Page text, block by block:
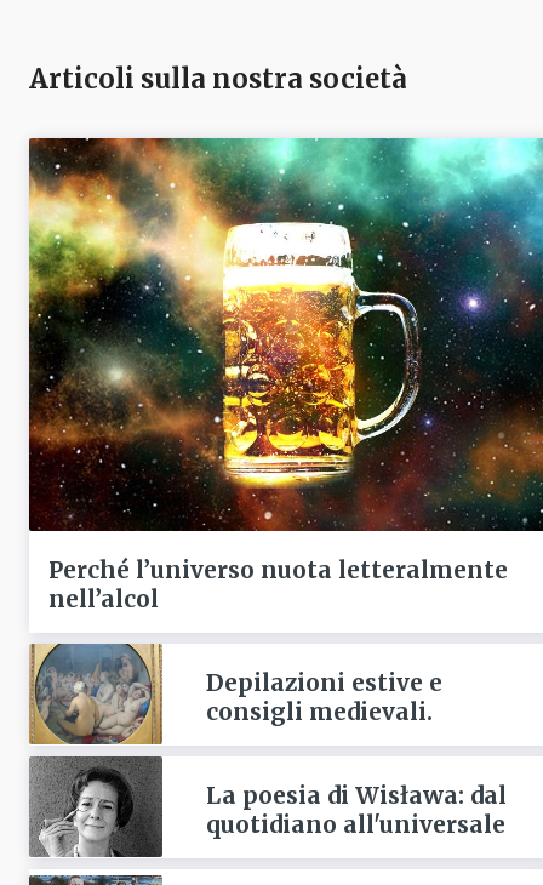
Articoli sulla nostra società
Perché l’universo nuota letteralmente
nell’alcol
Depilazioni estive e
consigli medievali.
La poesia di Wisława: dal
quotidiano all'universale